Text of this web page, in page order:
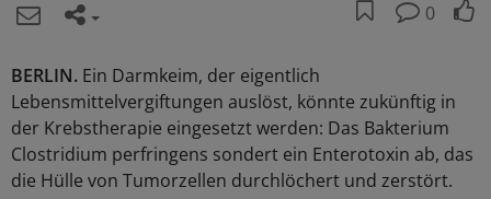
0
BERLIN. Ein Darmkeim, der eigentlich
Lebensmittelvergiftungen auslöst, könnte zukünftig in
der Krebstherapie eingesetzt werden: Das Bakterium
Clostridium perfringens sondert ein Enterotoxin ab, das
die Hülle von Tumorzellen durchlöchert und zerstört.